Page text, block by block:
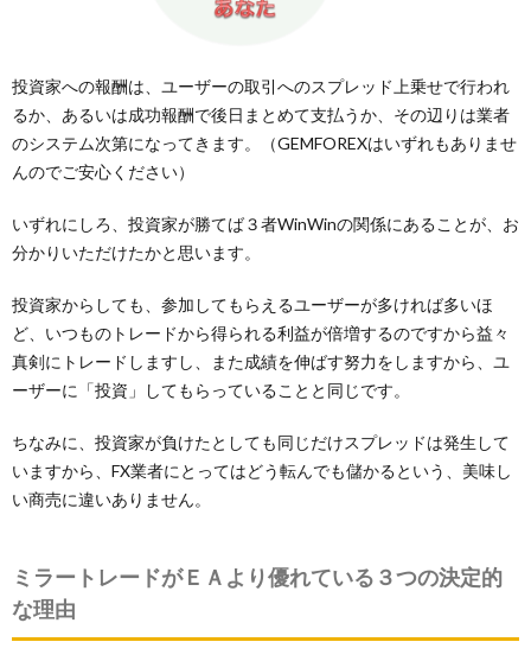
投資家への報酬は、ユーザーの取引へのスプレッド上乗せで行われ
るか、あるいは成功報酬で後日まとめて支払うか、その辺りは業者
のシステム次第になってきます。（GEMFOREXはいずれもありませ
んのでご安心ください）
いずれにしろ、投資家が勝てば３者WinWinの関係にあることが、お
分かりいただけたかと思います。
投資家からしても、参加してもらえるユーザーが多ければ多いほ
ど、いつものトレードから得られる利益が倍増するのですから益々
真剣にトレードしますし、また成績を伸ばす努力をしますから、ユ
ーザーに「投資」してもらっていることと同じです。
ちなみに、投資家が負けたとしても同じだけスプレッドは発生して
いますから、FX業者にとってはどう転んでも儲かるという、美味し
い商売に違いありません。
ミラートレードがＥＡより優れている３つの決定的
な理由